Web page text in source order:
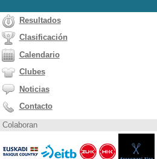
Resultados
Clasificación
Calendario
Clubes
Noticias
Contacto
Colaboran